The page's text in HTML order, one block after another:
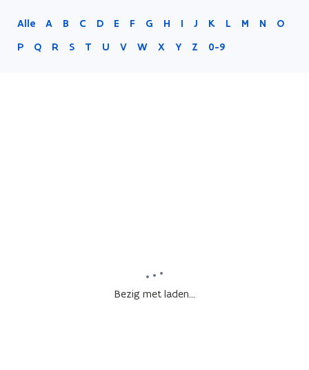
Alle A B C D E F G H I J K L M N
O
P
Q R S T U V W X Y Z 0-9
Bezig met laden...